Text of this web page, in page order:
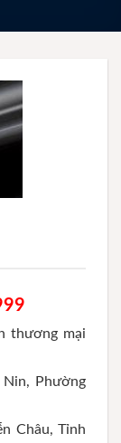
thương mại
Phường
Châu, Tỉnh